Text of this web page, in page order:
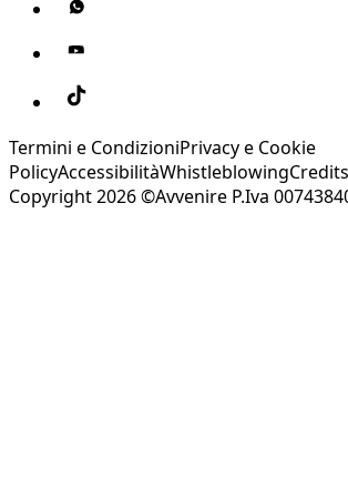
Termini e CondizioniPrivacy e Cookie
PolicyAccessibilitàWhistleblowingCredits
Copyright 2026 ©Avvenire P.Iva